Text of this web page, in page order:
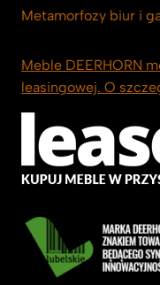
Metamorfozy biur i
Meble DEERHORN
leasingowej. O